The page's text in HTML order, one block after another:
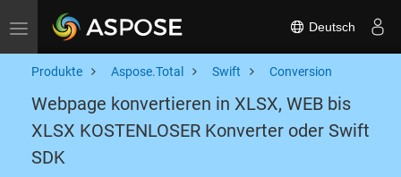
Toggle navigation Deutsch
Produkte Aspose.Total Swift Conversion
Webpage konvertieren in XLSX, WEB bis
XLSX KOSTENLOSER Konverter oder Swift
SDK